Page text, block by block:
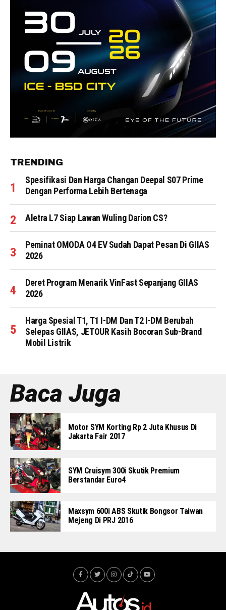
TRENDING
Spesifikasi Dan Harga Changan Deepal S07 Prime
Dengan Performa Lebih Bertenaga
Aletra L7 Siap Lawan Wuling Darion CS?
Peminat OMODA O4 EV Sudah Dapat Pesan Di GIIAS
2026
Deret Program Menarik VinFast Sepanjang GIIAS
2026
Harga Spesial T1, T1 I-DM Dan T2 I-DM Berubah
Selepas GIIAS, JETOUR Kasih Bocoran Sub-Brand
Mobil Listrik
Baca Juga
Motor SYM Korting Rp 2 Juta Khusus Di
Jakarta Fair 2017
SYM Cruisym 300i Skutik Premium
Berstandar Euro4
Maxsym 600i ABS Skutik Bongsor Taiwan
Mejeng Di PRJ 2016